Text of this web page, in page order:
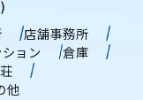
店舗事務所
ョン
倉庫
他